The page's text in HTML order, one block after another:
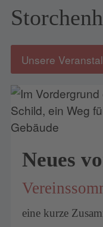
Unsere
Neues
eine kurze